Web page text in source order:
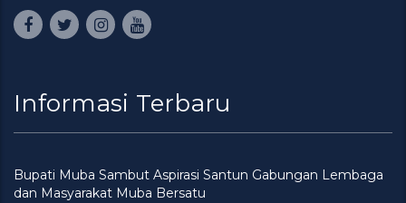
Informasi Terbaru
Bupati Muba Sambut Aspirasi Santun Gabungan Lembaga
dan Masyarakat Muba Bersatu